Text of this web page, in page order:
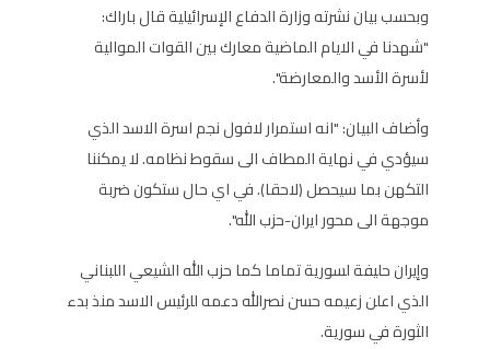
وبحسب بيان نشرته وزارة الدفاع الإسرائيلية قال باراك:
"شهدنا في الايام الماضية معارك بين القوات الموالية
لأسرة الأسد والمعارضة".
وأضاف البيان: "انه استمرار لافول نجم اسرة الاسد الذي
سيؤدي في نهاية المطاف الى سقوط نظامه. لا يمكننا
التكهن بما سيحصل (لاحقا). في اي حال ستكون ضربة
موجهة الى محور ايران-حزب الله".
وإيران حليفة لسورية تماما كما حزب الله الشيعي اللبناني
الذي اعلن زعيمه حسن نصرالله دعمه للرئيس الاسد منذ بدء
الثورة في سورية.